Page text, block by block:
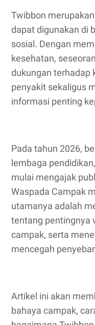
Twibbon
dapat digunakan di
sosial. Dengan
kesehatan,
dukungan terhadap
penyakit sekaligus
informasi penting
Pada tahun 2026,
lembaga
mulai mengajak
Waspada Campak
utamanya adalah
tentang pentingnya
campak, serta
mencegah
Artikel ini akan
bahaya campak,